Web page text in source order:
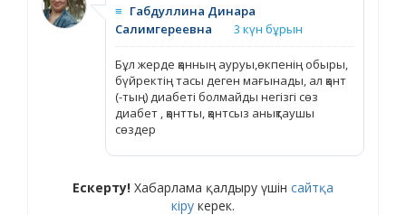
≡ Габдуллина Динара
Салимгереевна
3 күн бұрын
Бұл жерде қанның ауруы,өкпенің обыры,
бүйректің тасы деген мағынады, ал қант
(-тың) диабеті болмайды негізгі сөз
диабет , қантты, қантсыз анықтаушы
сөздер
Ескерту! Хабарлама қалдыру үшін сайтқа
кіру керек.